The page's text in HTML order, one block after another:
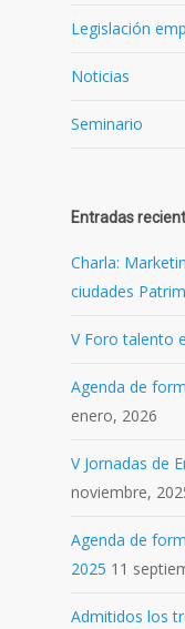
Legislación
Noticias
Seminario
Entradas
Charla:
ciudades
V Foro talento
Agenda de
enero, 2026
V Jornadas de
noviembre,
Agenda de
2025 11
Admitidos los